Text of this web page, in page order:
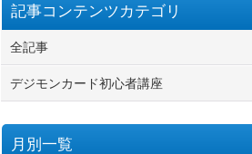
記事コンテンツカテゴリ
全記事
デジモンカード初心者講座
月別一覧